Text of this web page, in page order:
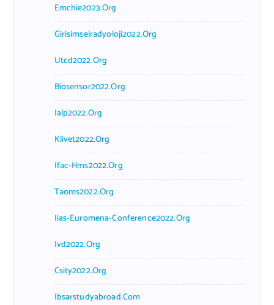
Emchie2023.org
Girisimselradyoloji2022.org
Utcd2022.org
Biosensor2022.org
Ialp2022.org
Klivet2022.org
Ifac-Hms2022.org
Taoms2022.org
Iias-Euromena-Conference2022.org
Ivd2022.org
Csity2022.org
Ibsarstudyabroad.com